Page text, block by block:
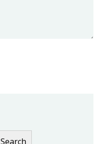
Search